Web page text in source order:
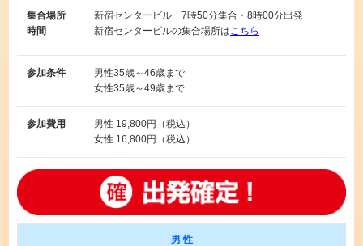
集合場所
時間
新宿センタービル 7時50分集合・8時00分出発
新宿センタービルの集合場所はこちら
参加条件 男性35歳～46歳まで
女性35歳～49歳まで
参加費用 男性 19,800円（税込）
女性 16,800円（税込）
男 性